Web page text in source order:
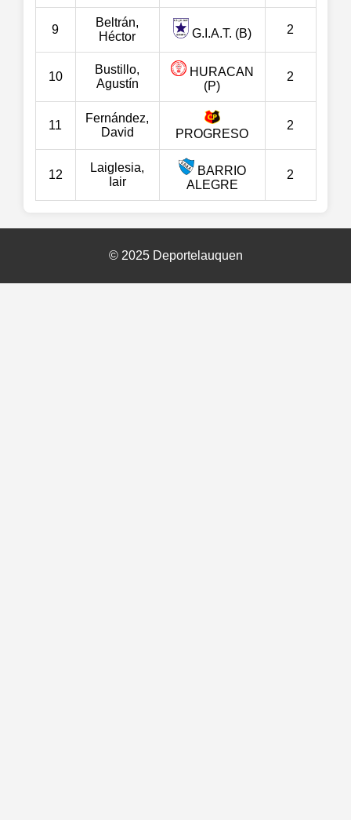
9
Beltrán,
Héctor
G.I.A.T. (B) 2
10
Bustillo,
Agustín
HURACAN
(P)
2
11
Fernández,
David
PROGRESO
2
12
Laiglesia,
Iair
BARRIO
ALEGRE
2
© 2025 Deportelauquen